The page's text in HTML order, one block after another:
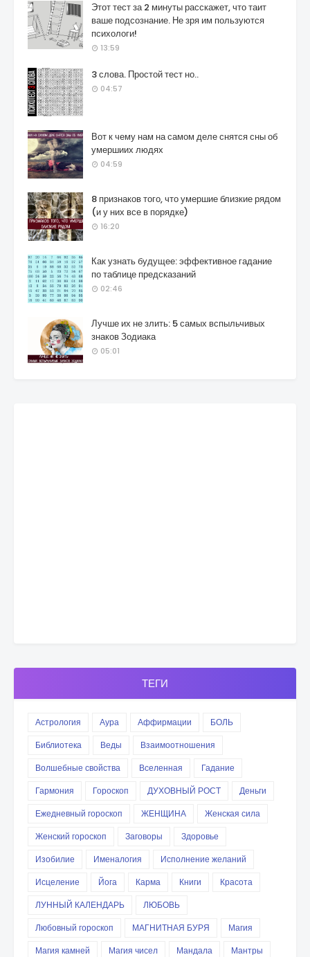
Этот тест за 2 минуты расскажет, что таит
ваше подсознание. Не зря им пользуются
психологи!
13:59
3 слова. Простой тест но..
04:57
Вот к чему нам на самом деле снятся сны об
умершиих людях
04:59
8 признаков того, что умершие близкие рядом
(и у них все в порядке)
16:20
Как узнать будущее: эффективное гадание
по таблице предсказаний
02:46
Лучше их не злить: 5 самых вспыльчивых
знаков Зодиака
05:01
ТЕГИ
Астрология Аура Аффирмации
БОЛЬ
Библиотека
Веды
Взаимоотношения
Волшебные свойства
Вселенная
Гадание
Гармония
Гороскоп ДУХОВНЫЙ РОСТ
Деньги
Ежедневный гороскоп
ЖЕНЩИНА
Женская сила
Женский гороскоп
Заговоры
Здоровье
Изобилие
Именалогия
Исполнение желаний
Исцеление
Йога Карма Книги
Красота
ЛУННЫЙ КАЛЕНДАРЬ
ЛЮБОВЬ
Любовный гороскоп
МАГНИТНАЯ БУРЯ
Магия
Магия камней
Магия чисел Мандала
Мантры